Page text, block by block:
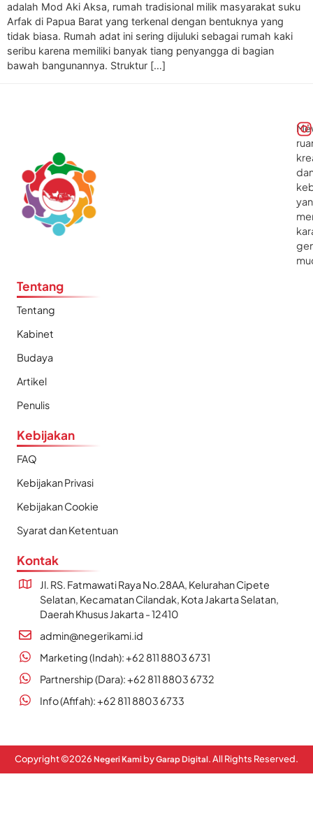
adalah Mod Aki Aksa, rumah tradisional milik masyarakat suku
Arfak di Papua Barat yang terkenal dengan bentuknya yang
tidak biasa. Rumah adat ini sering dijuluki sebagai rumah kaki
seribu karena memiliki banyak tiang penyangga di bagian
bawah bangunannya. Struktur […]
Tentang
Tentang
Kabinet
Budaya
Artikel
Penulis
Kebijakan
FAQ
Kebijakan Privasi
Kebijakan Cookie
Syarat dan Ketentuan
Kontak
Jl. RS. Fatmawati Raya No.28AA, Kelurahan Cipete
Selatan, Kecamatan Cilandak, Kota Jakarta Selatan,
Daerah Khusus Jakarta - 12410
admin@negerikami.id
Marketing (Indah): +62 811 8803 6731
Partnership (Dara): +62 811 8803 6732
Info (Afifah): +62 811 8803 6733
Copyright ©2026 Negeri Kami byGarap Digital. All Rights Reserved.